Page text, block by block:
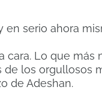
serio ahora
cara. Lo que más
los orgullosos
de Adeshan.